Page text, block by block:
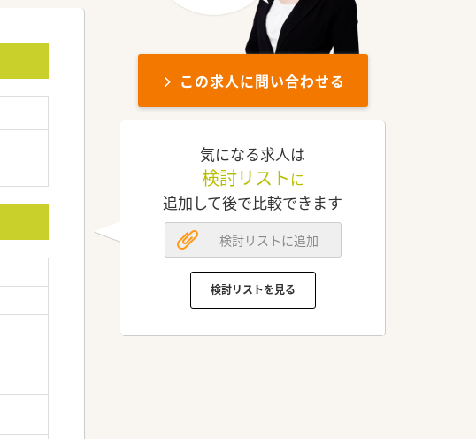
この求人に問い合わせる
気になる求人は
検討リスト に
追加して後で比較できます
検討リストに追加
検討リストを見る